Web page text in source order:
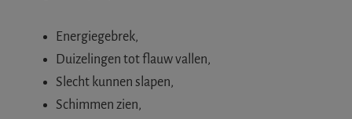
Energiegebrek,
Duizelingen tot flauw vallen,
Slecht kunnen slapen,
Schimmen zien,